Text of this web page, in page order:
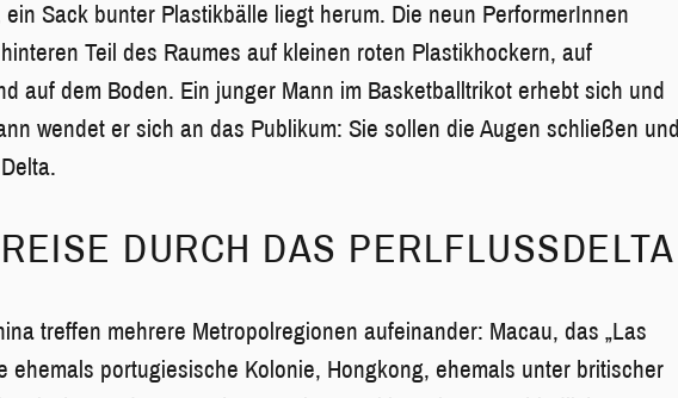
Sack bunter Plastikbälle liegt herum. Die neun PerformerInnen
Teil des Raumes auf kleinen roten Plastikhockern, auf
auf dem Boden. Ein junger Mann im Basketballtrikot erhebt sich und
wendet er sich an das Publikum: Sie sollen die Augen schließen und
DURCH DAS PERLFLUSSDELTA
treffen mehrere Metropolregionen aufeinander: Macau, das „Las
ehemals portugiesische Kolonie, Hongkong, ehemals unter britischer